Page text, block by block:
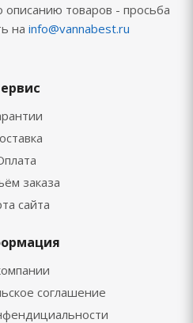
описанию товаров - просьба
на info@vannabest.ru
заказа
сайта
соглашение